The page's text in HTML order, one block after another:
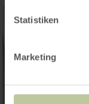
Statistiken
Marketing